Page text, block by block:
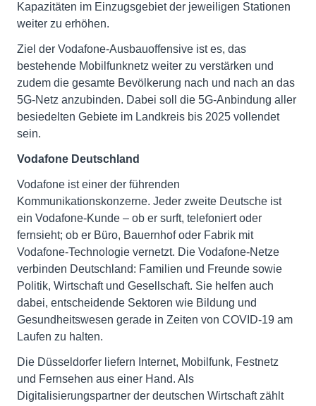
Kapazitäten im Einzugsgebiet der jeweiligen Stationen
weiter zu erhöhen.
Ziel der Vodafone-Ausbauoffensive ist es, das
bestehende Mobilfunknetz weiter zu verstärken und
zudem die gesamte Bevölkerung nach und nach an das
5G-Netz anzubinden. Dabei soll die 5G-Anbindung aller
besiedelten Gebiete im Landkreis bis 2025 vollendet
sein.
Vodafone Deutschland
Vodafone ist einer der führenden
Kommunikationskonzerne. Jeder zweite Deutsche ist
ein Vodafone-Kunde – ob er surft, telefoniert oder
fernsieht; ob er Büro, Bauernhof oder Fabrik mit
Vodafone-Technologie vernetzt. Die Vodafone-Netze
verbinden Deutschland: Familien und Freunde sowie
Politik, Wirtschaft und Gesellschaft. Sie helfen auch
dabei, entscheidende Sektoren wie Bildung und
Gesundheitswesen gerade in Zeiten von COVID-19 am
Laufen zu halten.
Die Düsseldorfer liefern Internet, Mobilfunk, Festnetz
und Fernsehen aus einer Hand. Als
Digitalisierungspartner der deutschen Wirtschaft zählt